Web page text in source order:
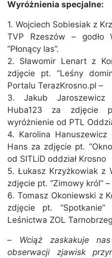
Wyróżnienia specjalne:
1. Wojciech Sobiesiak z
TVP Rzeszów – godło
”Płonący las”.
2. Sławomir Lenart z
zdjęcie pt. ”Leśny
Portalu TerazKrosno.pl –
3. Jakub Jaroszewicz
Huba123 za zdjęcie
wyróżnienie od PTL
4. Karolina Hanuszewicz
Hans za zdjęcie pt.
od SITLiD oddział Krosno
5. Łukasz Krzyżkowiak z
zdjęcie pt. ”Zimowy król”
6. Tomasz Okoniewski z
zdjęcie pt.
Leśnictwa ZOL
– Wciąż zaskakuje
obserwacji zjawisk